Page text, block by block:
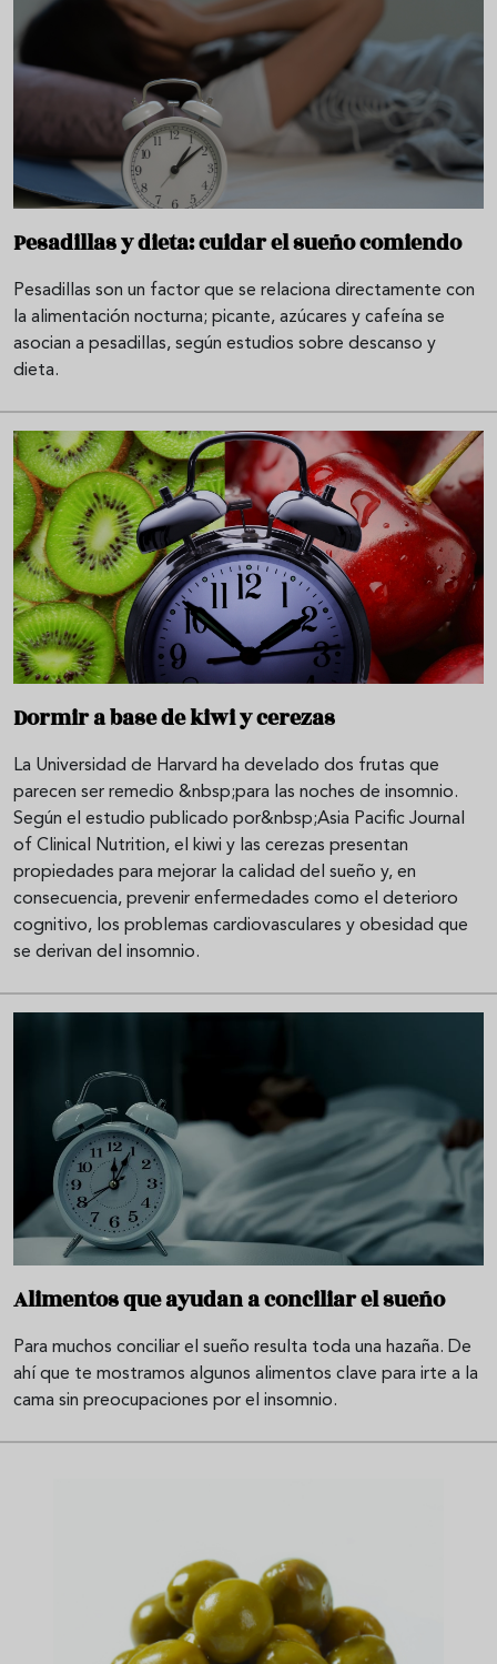
Pesadillas y dieta: cuidar el sueño comiendo
Pesadillas son un factor que se relaciona directamente con
la alimentación nocturna; picante, azúcares y cafeína se
asocian a pesadillas, según estudios sobre descanso y
dieta.
Dormir a base de kiwi y cerezas
La Universidad de Harvard ha develado dos frutas que
parecen ser remedio &nbsp;para las noches de insomnio.
Según el estudio publicado por&nbsp;Asia Pacific Journal
of Clinical Nutrition, el kiwi y las cerezas presentan
propiedades para mejorar la calidad del sueño y, en
consecuencia, prevenir enfermedades como el deterioro
cognitivo, los problemas cardiovasculares y obesidad que
se derivan del insomnio.
Alimentos que ayudan a conciliar el sueño
Para muchos conciliar el sueño resulta toda una hazaña. De
ahí que te mostramos algunos alimentos clave para irte a la
cama sin preocupaciones por el insomnio.